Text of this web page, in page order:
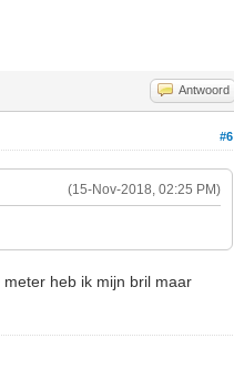
Antwoord
#6
(15-Nov-2018, 02:25 PM)
heb ik mijn bril maar